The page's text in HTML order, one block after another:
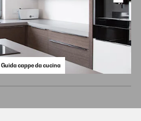
Guida cappe da cucina